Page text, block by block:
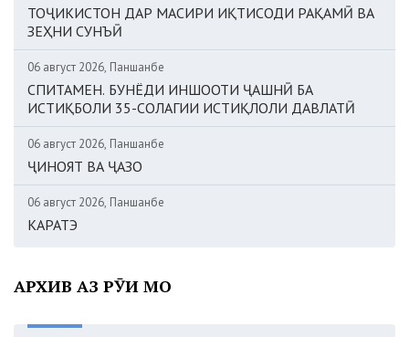
ТОҶИКИСТОН ДАР МАСИРИ ИҚТИСОДИ РАҚАМӢ ВА
ЗЕҲНИ СУНЪӢ
06 август 2026, Панҷшанбе
СПИТАМЕН. БУНЁДИ ИНШООТИ ҶАШНӢ БА
ИСТИҚБОЛИ 35-СОЛАГИИ ИСТИҚЛОЛИ ДАВЛАТӢ
06 август 2026, Панҷшанбе
ҶИНОЯТ ВА ҶАЗО
06 август 2026, Панҷшанбе
КАРАТЭ
АРХИВ АЗ РӮИ МОҲ